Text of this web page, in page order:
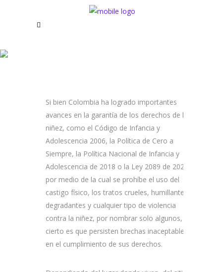
Si bien Colombia ha logrado importantes
avances en la garantía de los derechos de la
niñez, como el Código de Infancia y
Adolescencia 2006, la Política de Cero a
Siempre, la Política Nacional de Infancia y
Adolescencia de 2018 o la Ley 2089 de 2021,
por medio de la cual se prohíbe el uso del
castigo físico, los tratos crueles, humillantes o
degradantes y cualquier tipo de violencia
contra la niñez, por nombrar solo algunos, lo
cierto es que persisten brechas inaceptables
en el cumplimiento de sus derechos.